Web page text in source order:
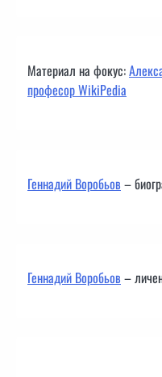
Материал на фокус:
професор WikiPedia
Геннадий Воробьов–
Геннадий Воробьов–